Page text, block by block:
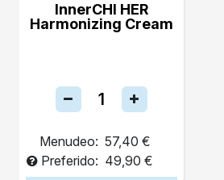
InnerCHI HER
Harmonizing Cream
Menudeo: 57,40 €
Preferido: 49,90 €